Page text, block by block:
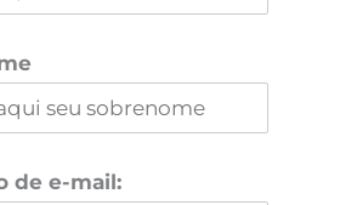
de e-mail: